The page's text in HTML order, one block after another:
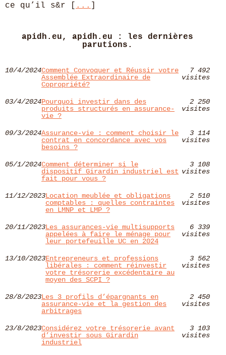
ce qu’il s&r [
...
apidh.eu, apidh.eu : les dernières
parutions.
10/4/2024Comment Convoquer et Réussir votre
Assemblée Extraordinaire de
Copropriété?
7 492
visites
03/4/2024Pourquoi investir dans des
produits structurés en assurance-
vie ?
2 250
visites
09/3/2024Assurance-vie : comment choisir le
contrat en concordance avec vos
besoins ?
3 114
visites
05/1/2024Comment déterminer si le
dispositif Girardin industriel est
fait pour vous ?
3 108
visites
11/12/2023Location meublée et obligations
comptables : quelles contraintes
en LMNP et LMP ?
2 510
visites
20/11/2023Les assurances-vie multisupports
appelées à faire le ménage pour
leur portefeuille UC en 2024
6 339
visites
13/10/2023Entrepreneurs et professions
libérales : comment réinvestir
votre trésorerie excédentaire au
moyen des SCPI ?
3 562
visites
28/8/2023Les 3 profils d’épargnants en
assurance-vie et la gestion des
arbitrages
2 450
visites
23/8/2023Considérez votre trésorerie avant
d’investir sous Girardin
industriel
3 103
visites